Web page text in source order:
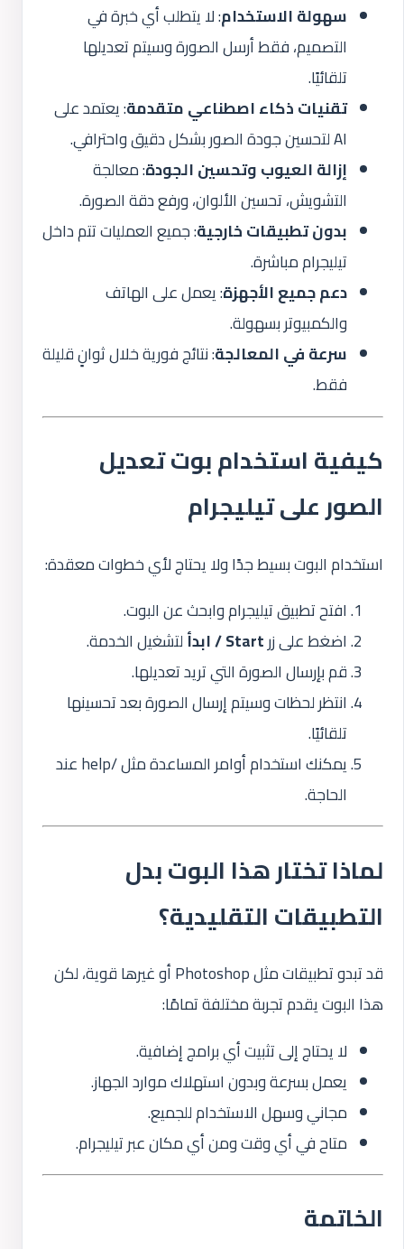
سهولة الاستخدام: لا يتطلب أي خبرة في
التصميم، فقط أرسل الصورة وسيتم تعديلها
تلقائيًا.
تقنيات ذكاء اصطناعي متقدمة: يعتمد على
AI لتحسين جودة الصور بشكل دقيق واحترافي.
إزالة العيوب وتحسين الجودة: معالجة
التشويش، تحسين الألوان، ورفع دقة الصورة.
بدون تطبيقات خارجية: جميع العمليات تتم داخل
تيليجرام مباشرة.
دعم جميع الأجهزة: يعمل على الهاتف
والكمبيوتر بسهولة.
سرعة في المعالجة: نتائج فورية خلال ثوانٍ قليلة
فقط.
كيفية استخدام بوت تعديل
الصور على تيليجرام
استخدام البوت بسيط جدًا ولا يحتاج لأي خطوات معقدة:
افتح تطبيق تيليجرام وابحث عن البوت.
اضغط على زرStart / ابدأ
لتشغيل الخدمة.
قم بإرسال الصورة التي تريد تعديلها.
انتظر لحظات وسيتم إرسال الصورة بعد تحسينها
تلقائيًا.
يمكنك استخدام أوامر المساعدة مثل /help عند
الحاجة.
لماذا تختار هذا البوت بدل
التطبيقات التقليدية؟
قد تبدو تطبيقات مثل Photoshop أو غيرها قوية، لكن
هذا البوت يقدم تجربة مختلفة تمامًا:
لا يحتاج إلى تثبيت أي برامج إضافية.
يعمل بسرعة وبدون استهلاك موارد الجهاز.
مجاني وسهل الاستخدام للجميع.
متاح في أي وقت ومن أي مكان عبر تيليجرام.
الخاتمة